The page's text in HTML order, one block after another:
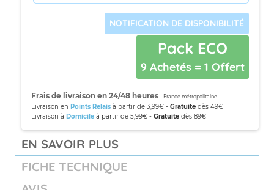
NOTIFICATION DE DISPONIBILITÉ
Pack ECO
9 Achetés = 1 Offert
Frais de livraison en 24/48 heures - France métropolitaine
Livraison en Points Relaisà partir de 3,99€ - Gratuitedès 49€
Livraison à Domicileà partir de 5,99€ - Gratuitedès 89€
EN SAVOIR PLUS
FICHE TECHNIQUE